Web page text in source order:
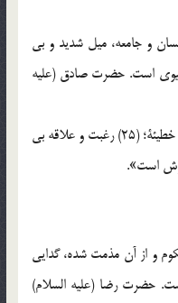
و جامعه، میل شدید و بی
است. حضرت صادق (علیه
«حبّ الدنیا و هو مفتاح کل سیئة و رأس کل خطیئة؛ (25) رغبت و علاقه بی
است».
و از آن مذمت شده، گدایی
حضرت رضا (علیه السلام)